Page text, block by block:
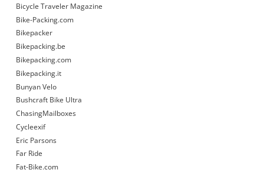
Bicycle Traveler Magazine
Bike-Packing.com
Bikepacker
Bikepacking.be
Bikepacking.com
Bikepacking.it
Bunyan Velo
Bushcraft Bike Ultra
ChasingMailboxes
Cycleexif
Eric Parsons
Far Ride
Fat-Bike.com